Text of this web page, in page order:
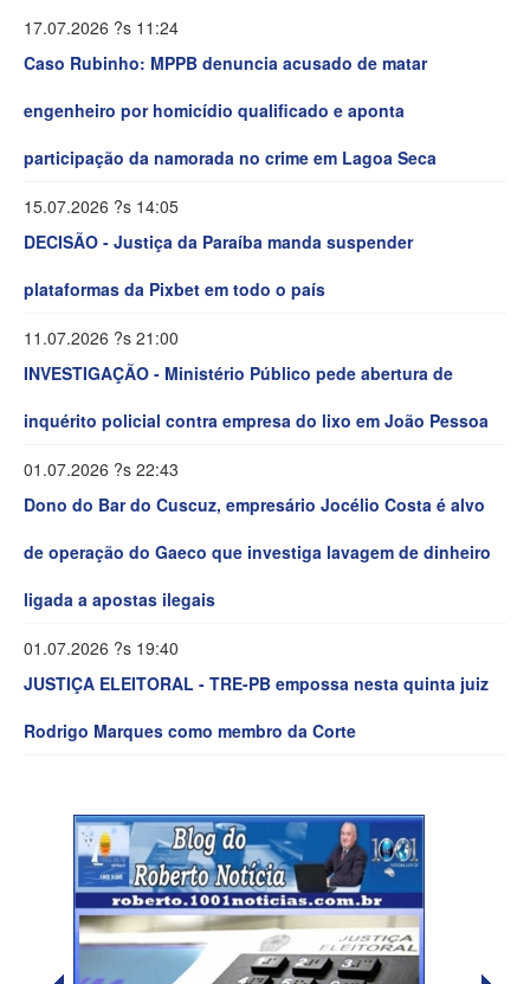
17.07.2026 ?s 11:24
Caso Rubinho: MPPB denuncia acusado de matar
engenheiro por homicídio qualificado e aponta
participação da namorada no crime em Lagoa Seca
15.07.2026 ?s 14:05
DECISÃO - Justiça da Paraíba manda suspender
plataformas da Pixbet em todo o país
11.07.2026 ?s 21:00
INVESTIGAÇÃO - Ministério Público pede abertura de
inquérito policial contra empresa do lixo em João Pessoa
01.07.2026 ?s 22:43
Dono do Bar do Cuscuz, empresário Jocélio Costa é alvo
de operação do Gaeco que investiga lavagem de dinheiro
ligada a apostas ilegais
01.07.2026 ?s 19:40
JUSTIÇA ELEITORAL - TRE-PB empossa nesta quinta juiz
Rodrigo Marques como membro da Corte